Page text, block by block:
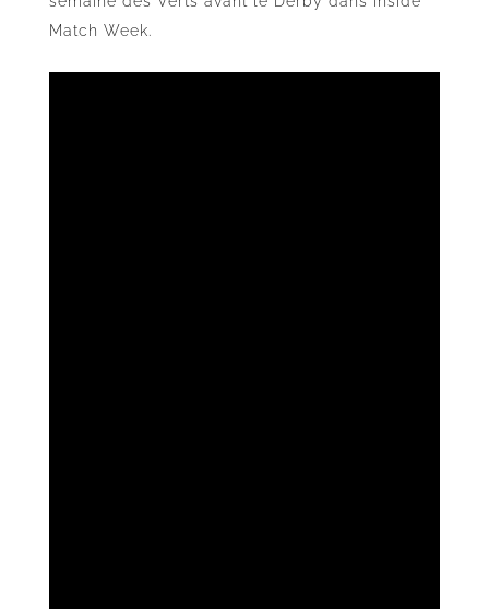
Match Week.